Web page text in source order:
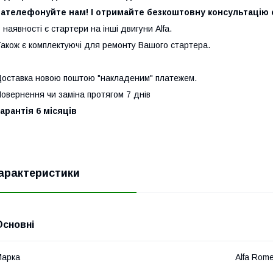
нам! І отримайте безкоштовну консультацію
наявності є стартери на інші двигуни Alfa.
є комплектуючі для ремонту Вашого стартера.
новою поштою "накладеним" платежем.
чи заміна протягом 7 днів
6 місяців
Alfa